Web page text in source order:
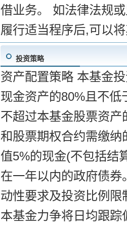
借业务。 如法律法规
履行适当程序后,可以
投资策略
资产配置策略 本基金
现金资产的80%且不
不超过本基金股票资
和股票期权合约需缴
值5%的现金(不包括结
在一年以内的政府债
动性要求及投资比例
本基金力争将日均跟